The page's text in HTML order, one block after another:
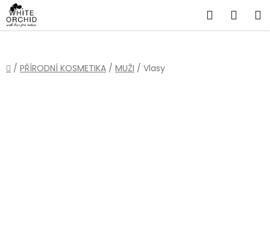
Přejít
na
obsah
Hledat
Domů
/ PŘÍRODNÍ KOSMETIKA / MUŽI / Vlasy